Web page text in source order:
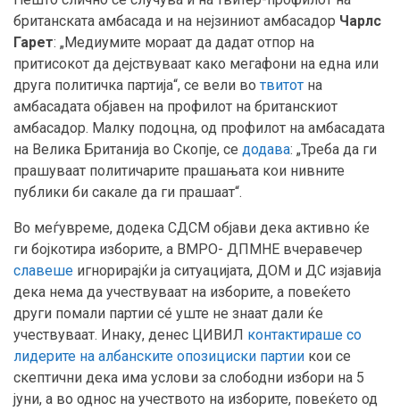
британската амбасада и на нејзиниот амбасадор Чарлс
Гарет: „Медиумите мораат да дадат отпор на
притисокот да дејствуваат како мегафони на една или
друга политичка партија“, се вели во твитот на
амбасадата објавен на профилот на британскиот
амбасадор. Малку подоцна, од профилот на амбасадата
на Велика Британија во Скопје, се додава: „Треба да ги
прашуваат политичарите прашањата кои нивните
публики би сакале да ги прашаат“.
Во меѓувреме, додека СДСМ објави дека активно ќе
ги бојкотира изборите, а ВМРО- ДПМНЕ вчеравечер
славеше игнорирајќи ја ситуацијата, ДОМ и ДС изјавија
дека нема да учествуваат на изборите, а повеќето
други помали партии сé уште не знаат дали ќе
учествуваат. Инаку, денес ЦИВИЛ контактираше со
лидерите на албанските опозициски партии кои се
скептични дека има услови за слободни избори на 5
јуни, а во однос на учеството на изборите, повеќето од